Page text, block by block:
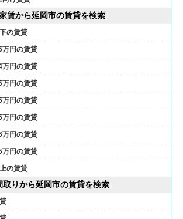
賃から延岡市の賃貸を検索
の賃貸
万円の賃貸
万円の賃貸
万円の賃貸
万円の賃貸
万円の賃貸
万円の賃貸
万円の賃貸
の賃貸
取りから延岡市の賃貸を検索